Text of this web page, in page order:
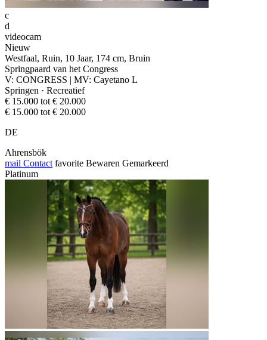
c
d
videocam
Nieuw
Westfaal, Ruin, 10 Jaar, 174 cm, Bruin
Springpaard van het Congress
V: CONGRESS | MV: Cayetano L
Springen · Recreatief
€ 15.000 tot € 20.000
€ 15.000 tot € 20.000
DE
Ahrensbök
mail Contact favorite Bewaren Gemarkeerd
Platinum